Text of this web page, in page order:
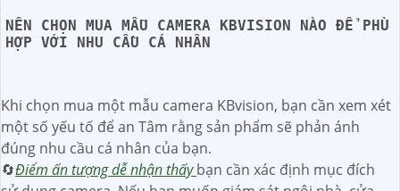
NÊN CHỌN MUA MẪU CAMERA KBVISION NÀO ĐỂ PHÙ
HỢP VỚI NHU CẦU CÁ NHÂN
Khi chọn mua một mẫu camera KBvision, bạn cần xem xét
một số yếu tố để an Tâm rằng sản phẩm sẽ phản ánh
đúng nhu cầu cá nhân của bạn.
🔄Điểm ấn tượng dễ nhận thấybạn cần xác định mục đích